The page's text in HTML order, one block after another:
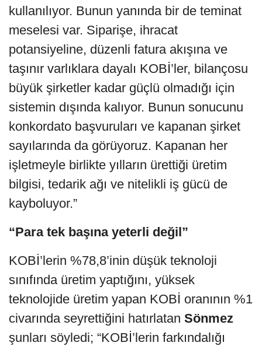
kullanılıyor. Bunun yanında bir de teminat
meselesi var. Siparişe, ihracat
potansiyeline, düzenli fatura akışına ve
taşınır varlıklara dayalı KOBİ’ler, bilançosu
büyük şirketler kadar güçlü olmadığı için
sistemin dışında kalıyor. Bunun sonucunu
konkordato başvuruları ve kapanan şirket
sayılarında da görüyoruz. Kapanan her
işletmeyle birlikte yılların ürettiği üretim
bilgisi, tedarik ağı ve nitelikli iş gücü de
kayboluyor.”
“Para tek başına yeterli değil”
KOBİ’lerin %78,8’inin düşük teknoloji
sınıfında üretim yaptığını, yüksek
teknolojide üretim yapan KOBİ oranının %1
civarında seyrettiğini hatırlatan Sönmez
şunları söyledi; “KOBİ’lerin farkındalığı